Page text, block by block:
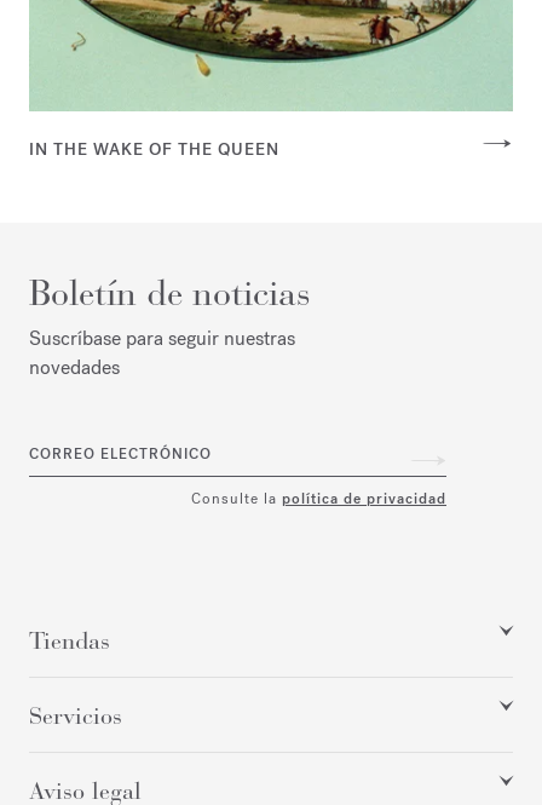
IN THE WAKE OF THE QUEEN
Boletín de noticias
Suscríbase para seguir nuestras
novedades
CORREO ELECTRÓNICO
Consulte la política de privacidad
Tiendas
Servicios
Aviso legal